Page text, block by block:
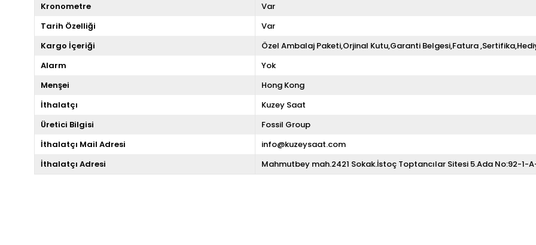
Kronometre
Var
Tarih Özelliği
Var
Kargo İçeriği
Özel Ambalaj Paketi,Orjinal Kutu,Garanti Belgesi,Fatura
Alarm
Yok
Menşei
Hong Kong
İthalatçı
Kuzey Saat
Üretici Bilgisi
Fossil Group
İthalatçı Mail Adresi
info@kuzeysaat.com
İthalatçı Adresi
Mahmutbey mah.2421 Sokak.İstoç Toptancılar Sitesi 5.Ada No:92-1-